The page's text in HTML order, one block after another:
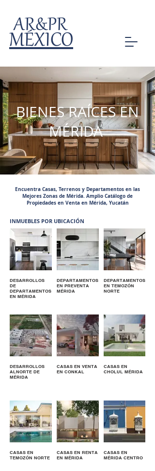
MÉXICO
AR&PR
BIENES RAÍCES EN
MÉRIDA
Encuentra Casas, Terrenos y Departamentos en las
Mejores Zonas de Mérida. Amplio Catálogo de
Propiedades en Venta en Mérida, Yucatán
INMUEBLES POR UBICACIÓN
DESARROLLOS
DE
DEPARTAMENTOS
EN MÉRIDA
DEPARTAMENTOS
EN PREVENTA
MÉRIDA
DEPARTAMENTOS
EN TEMOZÓN
NORTE
DESARROLLOS
ALNORTE DE
MÉRIDA
CASAS EN VENTA
EN CONKAL
CASAS EN
CHOLUL MÉRIDA
CASAS EN
TEMOZÓN NORTE
CASAS EN RENTA
EN MÉRIDA
CASAS EN
MÉRIDA CENTRO